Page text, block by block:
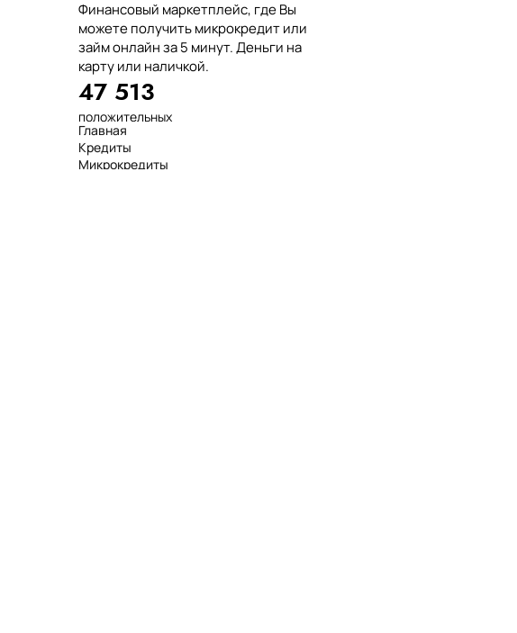
Финансовый маркетплейс, где Вы
можете получить микрокредит или
займ онлайн за 5 минут. Деньги на
карту или наличкой.
47 513
положительных
отзывов
тенге выдано
нашим клиентам
Главная
Кредиты
Микрокредиты